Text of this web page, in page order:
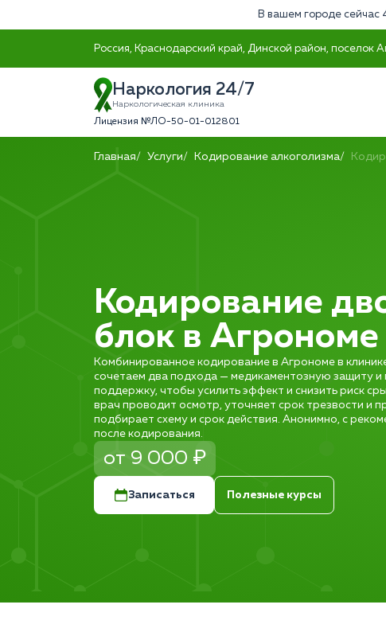
В вашем городе сейчас
Россия, Краснодарский край, Динской район, поселок
Наркология 24/7
Наркологическая клиника
Лицензия №ЛО-50-01-012801
Главная Услуги Кодирование алкоголизма
Кодирование
блок в Агрономе
Комбинированное кодирование в Агрономе в
сочетаем два подхода — медикаментозную защиту и
поддержку, чтобы усилить эффект и снизить риск
врач проводит осмотр, уточняет срок трезвости и
подбирает схему и срок действия. Анонимно, с
после кодирования.
от 9 000 ₽
Записаться Полезные курсы